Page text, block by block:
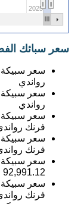
2025
سعر سبائك
سعر سبيكة الفضة 5
رواندي
سعر سبيكة الفضة 8
رواندي
سعر سبيكة الفضة 10
فرنك
سعر سبيكة الفضة 20
فرنك
سعر سبيكة الفضة 1 أونصة
92,991.12
سعر سبيكة الفضة 50
فرنك